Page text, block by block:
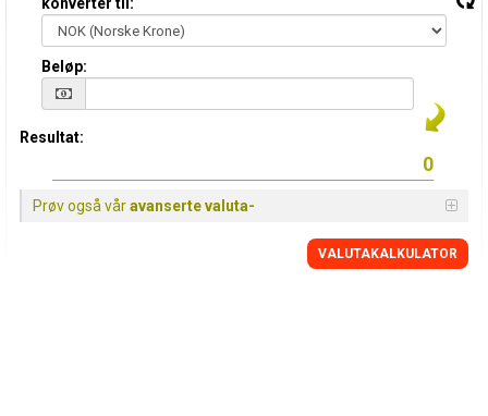
Beløp:
Resultat:
Prøv også våravanserte valuta-
VALUTAKALKULATOR